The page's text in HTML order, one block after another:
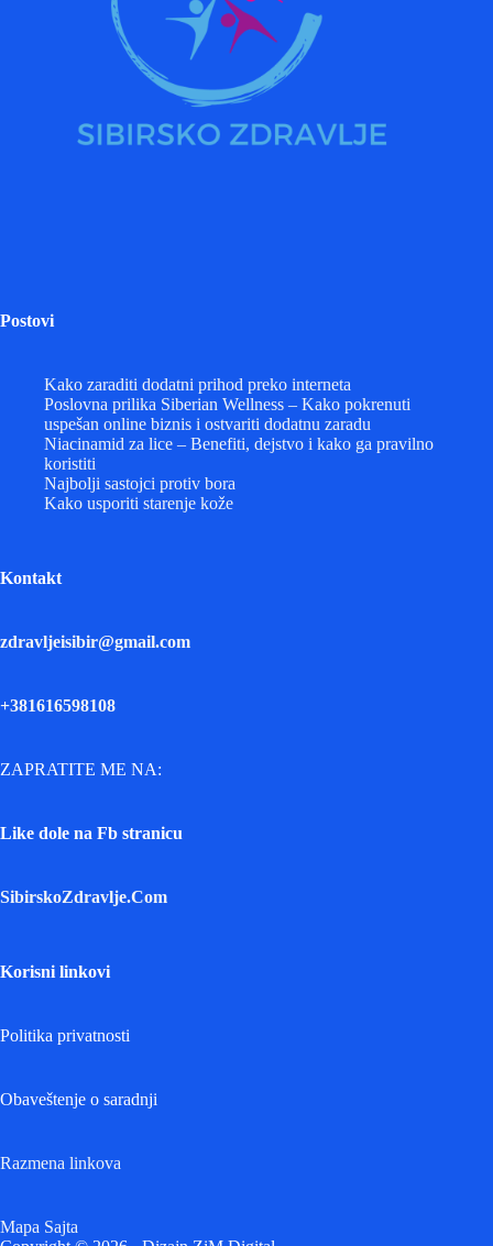
Postovi
Kako zaraditi dodatni prihod preko interneta
Poslovna prilika Siberian Wellness – Kako pokrenuti
uspešan online biznis i ostvariti dodatnu zaradu
Niacinamid za lice – Benefiti, dejstvo i kako ga pravilno
koristiti
Najbolji sastojci protiv bora
Kako usporiti starenje kože
Kontakt
zdravljeisibir@gmail.com
+381616598108
ZAPRATITE ME NA:
Like dole na Fb stranicu
SibirskoZdravlje.Com
Korisni linkovi
Politika privatnosti
Obaveštenje o saradnji
Razmena linkova
Mapa Sajta